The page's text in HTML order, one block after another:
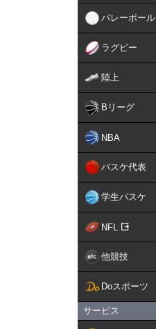
バレーボール
ラグビー
陸上
Bリーグ
NBA
バスケ代表
学生バスケ
NFL
他競技
Doスポーツ
サービス